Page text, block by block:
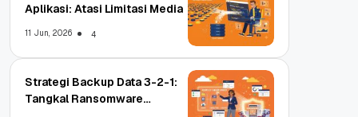
Aplikasi: Atasi Limitasi Media
11 Jun, 2026 4
Strategi Backup Data 3-2-1:
Tangkal Ransomware